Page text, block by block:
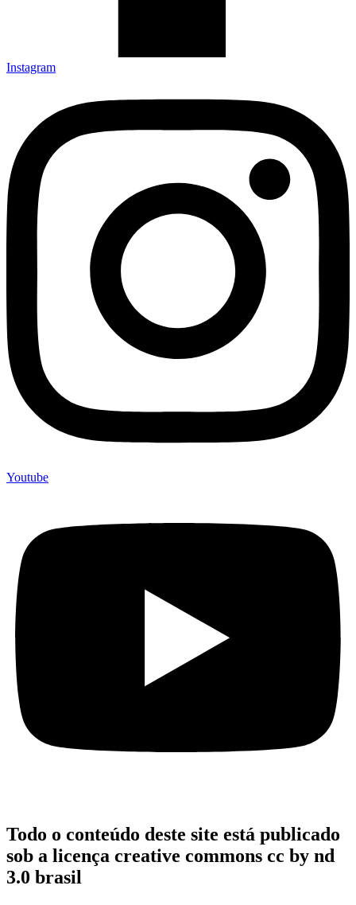
Instagram
Youtube
Todo o conteúdo deste site está publicado
sob a licença creative commons cc by nd
3.0 brasil